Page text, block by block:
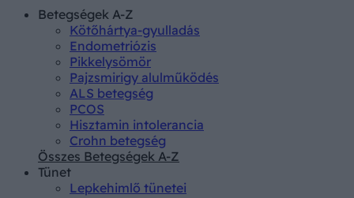
Betegségek A-Z
Kötőhártya-gyulladás
Endometriózis
Pikkelysömör
Pajzsmirigy alulműködés
ALS betegség
PCOS
Hisztamin intolerancia
Crohn betegség
Összes Betegségek A-Z
Tünet
Lepkehimlő tünetei